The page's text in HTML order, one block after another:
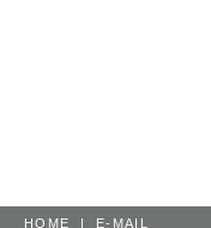
HOME | E-MAIL